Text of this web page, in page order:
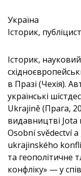
Україна
Історик,
Історик,
в Празі (Чехія).
українські
Ukrajině (Прага,
видавництві Jota
Osobní svědectví
ukrajinského
та геополітичне
конфліку» — у